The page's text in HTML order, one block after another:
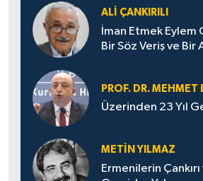
ALI ÇANKIRILI
İman Etmek
Bir Söz Veriş ve Bir
PROF. DR. MEHMET
Üzerinden 23 Yıl
METIN YILMAZ
Ermenilerin Çankırı